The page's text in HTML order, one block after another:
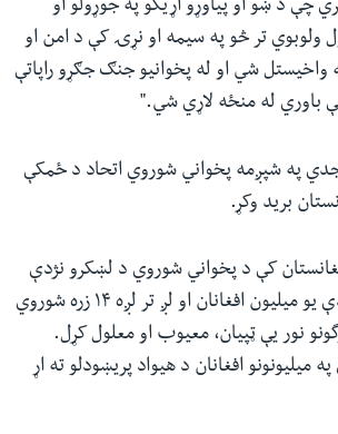
چې د ښو او پياوړو اړیکو په جوړولو او
ولوبوي تر څو په سیمه او نړۍ کې د امن او
واخیستل شي او له پخوانیو جنګ جګړو راپاتې
باوري له منځه لاړي شي."
د جدي په شپږمه پخواني شوروي اتحاد د ځمکې
برید وکړ.
کې د پخواني شوروي د لښکرو نژدې
یوې لسیزې شتون نژدې یو میلیون افغانان او لږ تر لږه ١۴ زره شوروي
نور یې ټپیان، معیوب او معلول کړل.
افغانان د هیواد پریښودلو ته اړ